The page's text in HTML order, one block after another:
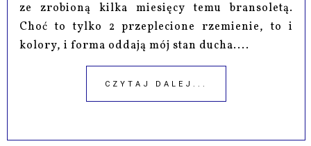
ze zrobioną kilka miesięcy temu bransoletą.
Choć to tylko 2 przeplecione rzemienie, to i
kolory, i forma oddają mój stan ducha....
CZYTAJ DALEJ...